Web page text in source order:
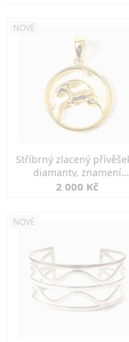
NOVÉ
Stříbrný zlacený
diamanty, znamení
KOZOROH
2 000 Kč
NOVÉ